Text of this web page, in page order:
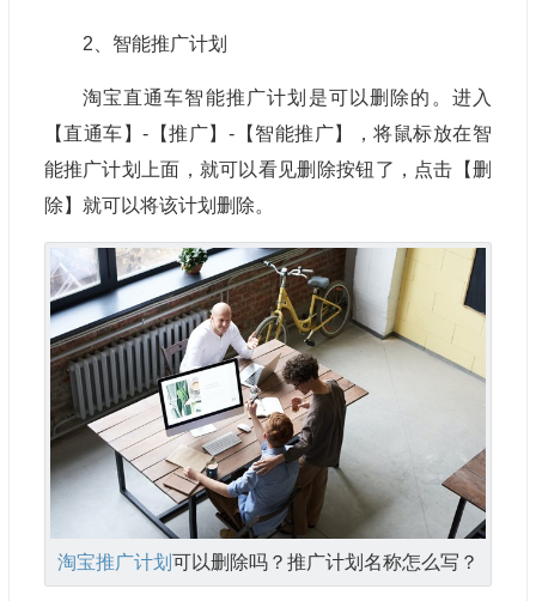
2、智能推广计划
淘宝直通车智能推广计划是可以删除的。进入
【直通车】-【推广】-【智能推广】，将鼠标放在智
能推广计划上面，就可以看见删除按钮了，点击【删
除】就可以将该计划删除。
淘宝推广计划 可以删除吗？推广计划名称怎么写？